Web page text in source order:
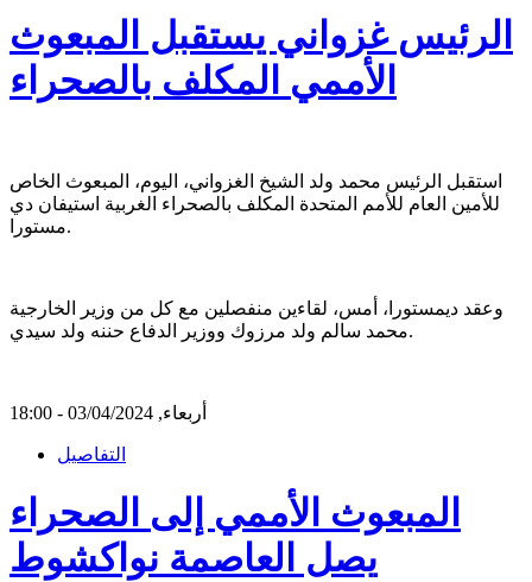
الرئيس غزواني يستقبل المبعوث
الأممي المكلف بالصحراء
استقبل الرئيس محمد ولد الشيخ الغزواني، اليوم، المبعوث الخاص
للأمين العام للأمم المتحدة المكلف بالصحراء الغربية استيفان دي
مستورا.
وعقد ديمستورا، أمس، لقاءين منفصلين مع كل من وزير الخارجية
محمد سالم ولد مرزوك ووزير الدفاع حننه ولد سيدي.
أربعاء, 03/04/2024 - 18:00
التفاصيل
المبعوث الأممي إلى الصحراء
يصل العاصمة نواكشوط